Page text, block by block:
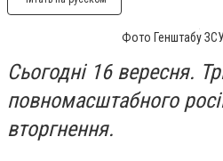
Фото Генштабу
Сьогодні 16 вересня.
повномасштабного
вторгнення.